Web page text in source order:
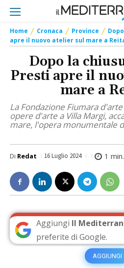
Home Cronaca Province
apre il nuovo atelier sul mare a
Dopo la
Presti apre il
mare a
La Fondazione Fiumara
opere d'arte a Villa Margi,
mare, l'opera monumentale
Di Redat 16 Luglio 2024 1
Aggiungi Il
preferite di Google.
AGGIUNGI